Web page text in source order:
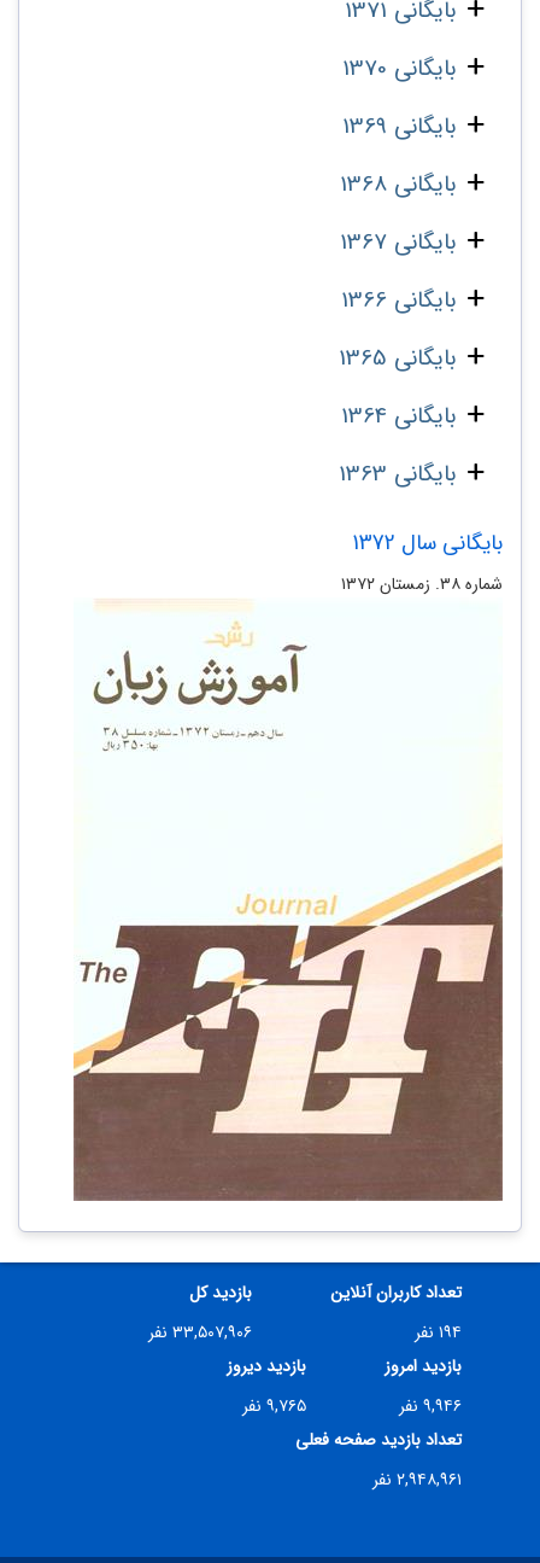
بایگانی 1371
بایگانی 1370
بایگانی 1369
بایگانی 1368
بایگانی 1367
بایگانی 1366
بایگانی 1365
بایگانی 1364
بایگانی 1363
بایگانی سال 1372
شماره ۳۸. زمستان ۱۳۷۲
تعداد کاربران آنلاین
۱۹۴ نفر
بازدید کل
۳۳,۵۰۷,۹۰۶ نفر
بازدید امروز
۹,۹۴۶ نفر
بازدید دیروز
۹,۷۶۵ نفر
تعداد بازدید صفحه فعلی
۲,۹۴۸,۹۶۱ نفر